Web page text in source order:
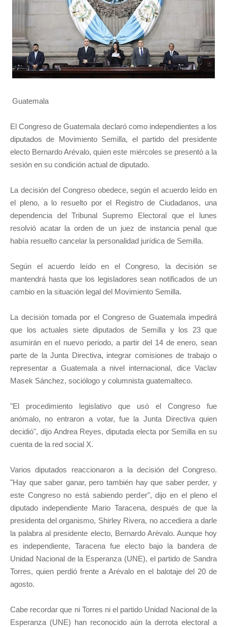
Guatemala
El Congreso de Guatemala declaró como independientes a los
diputados de Movimiento Semilla, el partido del presidente
electo Bernardo Arévalo, quien este miércoles se presentó a la
sesión en su condición actual de diputado.
La decisión del Congreso obedece, según el acuerdo leído en
el pleno, a lo resuelto por el Registro de Ciudadanos, una
dependencia del Tribunal Supremo Electoral que el lunes
resolvió acatar la orden de un juez de instancia penal que
había resuelto cancelar la personalidad jurídica de Semilla.
Según el acuerdo leído en el Congreso, la decisión se
mantendrá hasta que los legisladores sean notificados de un
cambio en la situación legal del Movimiento Semilla.
La decisión tomada por el Congreso de Guatemala impedirá
que los actuales siete diputados de Semilla y los 23 que
asumirán en el nuevo periodo, a partir del 14 de enero, sean
parte de la Junta Directiva, integrar comisiones de trabajo o
representar a Guatemala a nivel internacional, dice Vaclav
Masek Sánchez, sociólogo y columnista guatemalteco.
"El procedimiento legislativo que usó el Congreso fue
anómalo, no entraron a votar, fue la Junta Directiva quien
decidió", dijo Andrea Reyes, diputada electa por Semilla en su
cuenta de la red social X.
Varios diputados reaccionaron a la decisión del Congreso.
"Hay que saber ganar, pero también hay que saber perder, y
este Congreso no está sabiendo perder", dijo en el pleno el
diputado independiente Mario Taracena, después de que la
presidenta del organismo, Shirley Rivera, no accediera a darle
la palabra al presidente electo, Bernardo Arévalo. Aunque hoy
es independiente, Taracena fue electo bajo la bandera de
Unidad Nacional de la Esperanza (UNE), el partido de Sandra
Torres, quien perdió frente a Arévalo en el balotaje del 20 de
agosto.
Cabe recordar que ni Torres ni el partido Unidad Nacional de la
Esperanza (UNE) han reconocido aún la derrota electoral a